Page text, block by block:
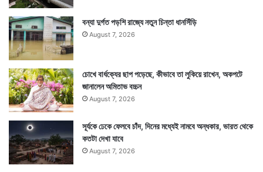
বন্যা দুর্গত পড়শি রাজ্যে নতুন চিন্তা ধানসিঁড়ি
August 7, 2026
চোখে বার্ধক্যের ছাপ পড়েছে, কীভাবে তা লুকিয়ে রাখেন, অকপটে
জানালেন অমিতাভ বচ্চন
August 7, 2026
সূর্যকে ঢেকে ফেলবে চাঁদ, দিনের মধ্যেই নামবে অন্ধকার, ভারত থেকে
কতটা দেখা যাবে
August 7, 2026